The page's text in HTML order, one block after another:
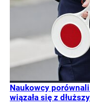
Naukowcy
wiązała się z